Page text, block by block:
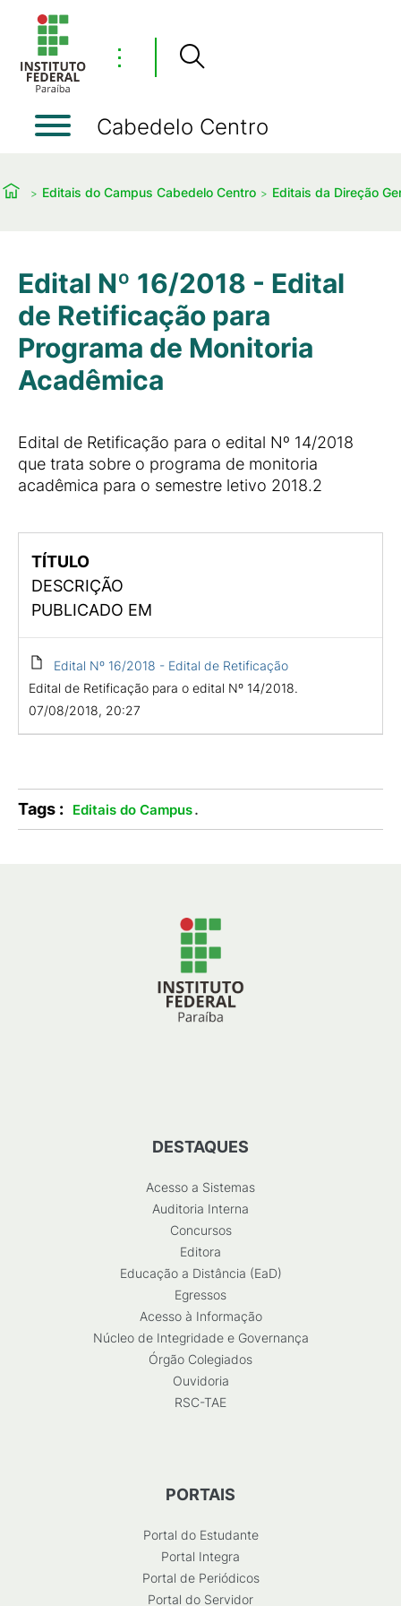
⋮
Cabedelo Centro
Editais do Campus Cabedelo Centro Editais da Direção
Edital Nº 16/2018 - Edital
de Retificação para
Programa de Monitoria
Acadêmica
Edital de Retificação para o edital Nº 14/2018
que trata sobre o programa de monitoria
acadêmica para o semestre letivo 2018.2
TÍTULO
DESCRIÇÃO
PUBLICADO EM
Edital Nº 16/2018 - Edital de Retificação
Edital de Retificação para o edital Nº 14/2018.
07/08/2018, 20:27
Tags : Editais do Campus.
DESTAQUES
Acesso a Sistemas
Auditoria Interna
Concursos
Editora
Educação a Distância (EaD)
Egressos
Acesso à Informação
Núcleo de Integridade e Governança
Órgão Colegiados
Ouvidoria
RSC-TAE
PORTAIS
Portal do Estudante
Portal Integra
Portal de Periódicos
Portal do Servidor